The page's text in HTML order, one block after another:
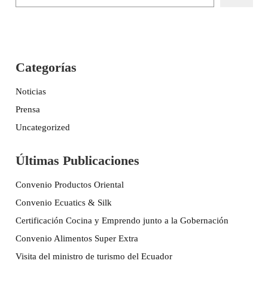
Categorías
Noticias
Prensa
Uncategorized
Últimas Publicaciones
Convenio Productos Oriental
Convenio Ecuatics & Silk
Certificación Cocina y Emprendo junto a la Gobernación
Convenio Alimentos Super Extra
Visita del ministro de turismo del Ecuador